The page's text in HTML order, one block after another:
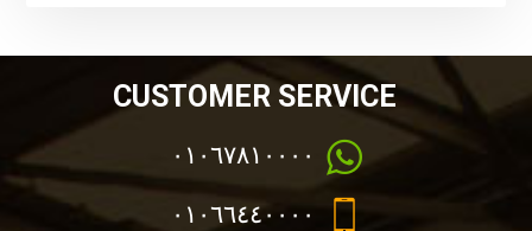
CUSTOMER SERVICE
٠١٠٦٧٨١٠٠٠٠
٠١٠٦٦٤٤٠٠٠٠